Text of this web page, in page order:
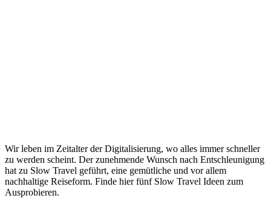
Wir leben im Zeitalter der Digitalisierung, wo alles immer schneller
zu werden scheint. Der zunehmende Wunsch nach Entschleunigung
hat zu Slow Travel geführt, eine gemütliche und vor allem
nachhaltige Reiseform. Finde hier fünf Slow Travel Ideen zum
Ausprobieren.